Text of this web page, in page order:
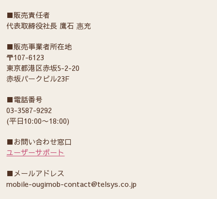
■販売責任者
代表取締役社長 鷹石 惠充
■販売事業者所在地
〒107-6123
東京都港区赤坂5-2-20
赤坂パークビル23F
■電話番号
03-3587-9292
(平日10:00〜18:00)
■お問い合わせ窓口
ユーザーサポート
■メールアドレス
mobile-ougimob-contact@telsys.co.jp